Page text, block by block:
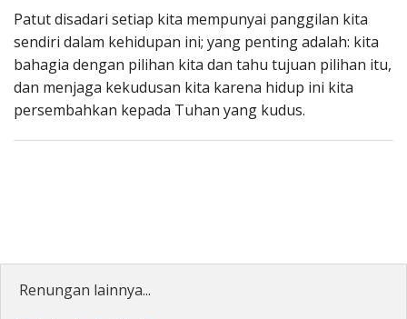
Patut disadari setiap kita mempunyai panggilan kita
sendiri dalam kehidupan ini; yang penting adalah: kita
bahagia dengan pilihan kita dan tahu tujuan pilihan itu,
dan menjaga kekudusan kita karena hidup ini kita
persembahkan kepada Tuhan yang kudus.
Renungan lainnya...